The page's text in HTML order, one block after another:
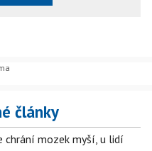
články
mozek myší, u lidí